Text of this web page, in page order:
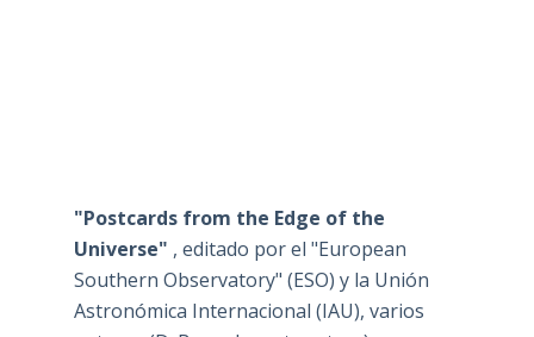
"Postcards from the Edge of the
Universe" , editado por el "European
Southern Observatory" (ESO) y la Unión
Astronómica Internacional (IAU), varios